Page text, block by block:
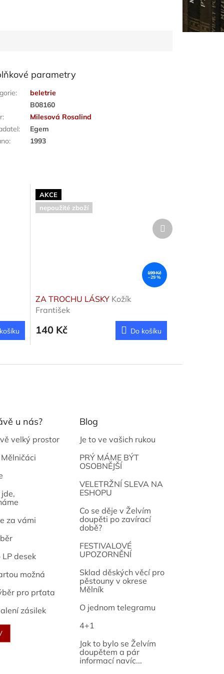
parametry
:
beletrie
B08160
:
Milesová Rosalind
:
Egem
: 1993
AKCE
nepoužité zboží
199 Kč
–29 %
ZA TROCHU LÁSKY Kožík
František
140 Kč Do košíku
Další
produkt
u nás?
velký prostor
za vámi
desek
možná
pro prťata
zásilek
Blog
Je to ve vašich rukou
PRÝ MÁME BÝT
OSOBNĚJŠÍ
VELETRŽNÍ SLEVA NA
ESHOPU
Co se děje v Želvím
doupěti po zavírací
době?
FESTIVALOVÉ
UPOZORNĚNÍ
Sklad děských věcí pro
pěstouny v okrese
Mělník
O jednom telegramu
4+1
Jak to bylo se Želvím
doupětem a pár
informací navíc...